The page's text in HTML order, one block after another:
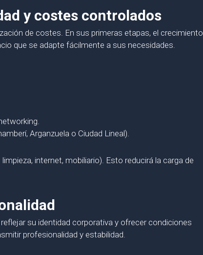
y costes controlados
de costes. En sus primeras etapas, el crecimiento
que se adapte fácilmente a sus necesidades.
Arganzuela o Ciudad Lineal).
internet, mobiliario). Esto reducirá la carga de
su identidad corporativa y ofrecer condiciones
profesionalidad y estabilidad.